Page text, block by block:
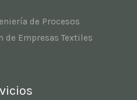
de Procesos
de Empresas Textiles